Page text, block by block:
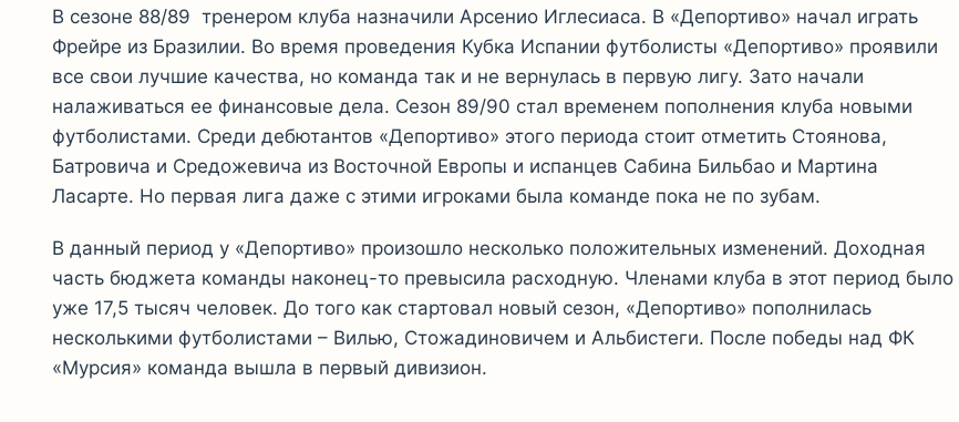
В сезоне 88/89 тренером клуба назначили Арсенио Иглесиаса. В «Депортиво» начал играть
Фрейре из Бразилии. Во время проведения Кубка Испании футболисты «Депортиво» проявили
все свои лучшие качества, но команда так и не вернулась в первую лигу. Зато начали
налаживаться ее финансовые дела. Сезон 89/90 стал временем пополнения клуба новыми
футболистами. Среди дебютантов «Депортиво» этого периода стоит отметить Стоянова,
Батровича и Средожевича из Восточной Европы и испанцев Сабина Бильбао и Мартина
Ласарте. Но первая лига даже с этими игроками была команде пока не по зубам.
В данный период у «Депортиво» произошло несколько положительных изменений. Доходная
часть бюджета команды наконец-то превысила расходную. Членами клуба в этот период было
уже 17,5 тысяч человек. До того как стартовал новый сезон, «Депортиво» пополнилась
несколькими футболистами – Вилью, Стожадиновичем и Альбистеги. После победы над ФК
«Мурсия» команда вышла в первый дивизион.